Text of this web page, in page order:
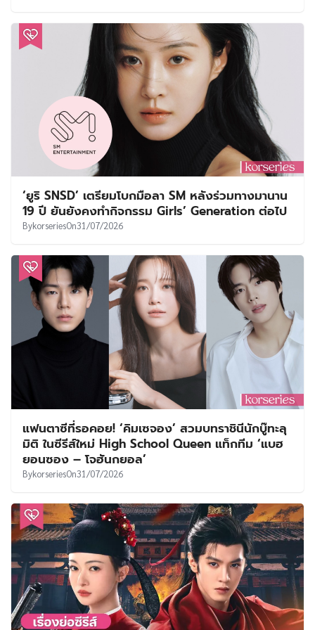
‘ยูริ SNSD’ เตรียมโบกมือลา SM หลังร่วมทางมานาน
19 ปี ยันยังคงทำกิจกรรม Girls’ Generation ต่อไป
BykorseriesOn31/07/2026
แฟนตาซีที่รอคอย! ‘คิมเซจอง’ สวมบทราชินีนักบู๊ทะลุ
มิติ ในซีรีส์ใหม่ High School Queen แท็กทีม ‘แบฮ
ยอนซอง – โจฮันกยอล’
BykorseriesOn31/07/2026